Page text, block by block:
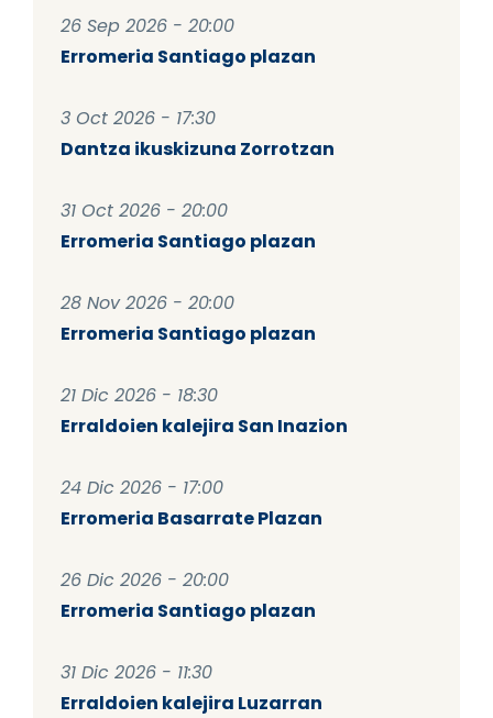
26 Sep 2026 - 20:00
Erromeria Santiago plazan
3 Oct 2026 - 17:30
Dantza ikuskizuna Zorrotzan
31 Oct 2026 - 20:00
Erromeria Santiago plazan
28 Nov 2026 - 20:00
Erromeria Santiago plazan
21 Dic 2026 - 18:30
Erraldoien kalejira San Inazion
24 Dic 2026 - 17:00
Erromeria Basarrate Plazan
26 Dic 2026 - 20:00
Erromeria Santiago plazan
31 Dic 2026 - 11:30
Erraldoien kalejira Luzarran